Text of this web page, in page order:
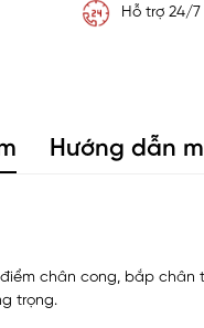
Hỗ trợ 24/7
Hướng dẫn
chân cong, bắp chân
trọng.